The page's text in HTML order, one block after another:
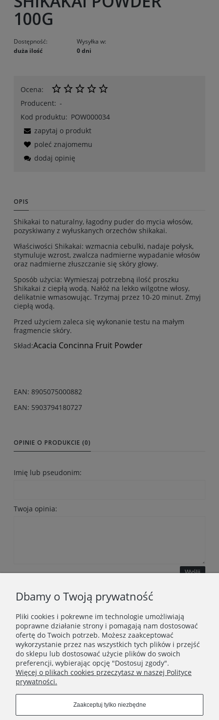
100G
Dostępność:
duża ilość
Wysyłka w:
0 dni
Ocena:
Producent: -
Kod produktu: POW000034
zapytaj o produkt
poleć znajomemu
dodaj opinię
OPIS
Shikakai to naturalny, łagodny puder do mycia włosów,
pozyskiwany z wyłuskanych orzechów shikakai.
Właściwości Shikakai: wzmacnia cebulki, nadaje połysk,
stymuluje wzrost, zwalcza nadmierne wypadanie włosów
oraz nadmierne złuszczanie się skóry głowy.
Sposób użycia: Wymieszaj potrzebną ilość proszku
Shikakai z ciepłą wodą. Nałóż na lekko wilgotne włosy,
delikatnie wmasowując. Trzymaj przez 10-20 minut. Zmyj
ciepłą wodą.
Przed użyciem zaleca się wykonanie testu na małym
fragmencie skóry.
Skład:Acacia Concinna Fruit Powder
EAN: 8905075000882
EAN: 5903794180727
OPINIE O PRODUKCIE (0)
Imię lub pseudonim:
Twoja opinia:
Wyślij
WAŻNE INFORMACJE
POLECANE STRONY
Dbamy o Twoją prywatność
Pliki cookies i pokrewne im technologie umożliwiają
poprawne działanie strony i pomagają nam dostosować
ofertę do Twoich potrzeb. Możesz zaakceptować
wykorzystanie przez nas wszystkich tych plików i przejść
do sklepu lub dostosować użycie plików do swoich
preferencji, wybierając opcję "Dostosuj zgody".
Więcej o plikach cookies przeczytasz w naszej Polityce
prywatności.
Zaakceptuj tylko niezbędne